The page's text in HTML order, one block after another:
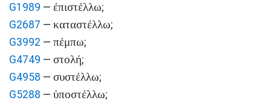
G1989 — ἐπιστέλλω;
G2687 — καταστέλλω;
G3992 — πέμπω;
G4749 — στολή;
G4958 — συστέλλω;
G5288 — ὑποστέλλω;